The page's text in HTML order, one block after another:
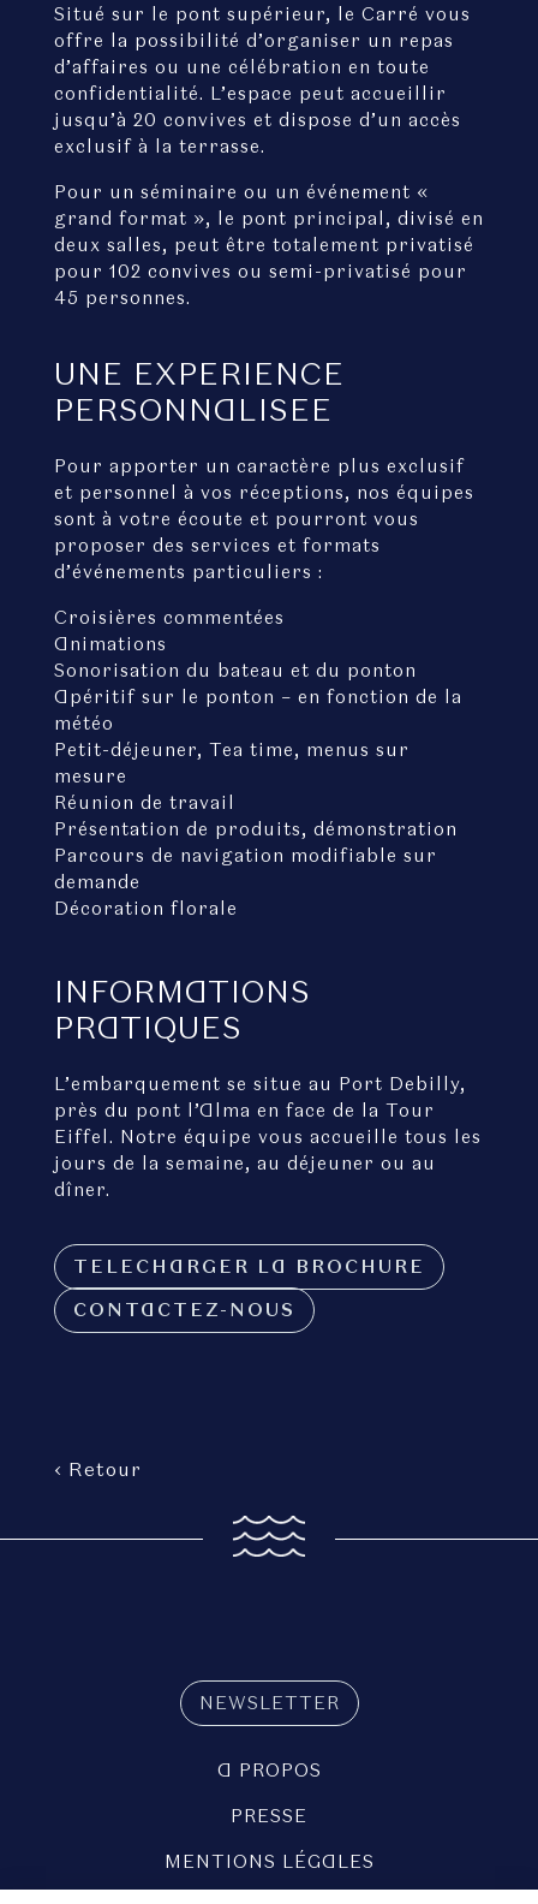
Situé sur le pont supérieur, le Carré vous
offre la possibilité d’organiser un repas
d’affaires ou une célébration en toute
confidentialité. L’espace peut accueillir
jusqu’à 20 convives et dispose d’un accès
exclusif à la terrasse.
Pour un séminaire ou un événement «
grand format », le pont principal, divisé en
deux salles, peut être totalement privatisé
pour 102 convives ou semi-privatisé pour
45 personnes.
UNE EXPERIENCE
PERSONNALISEE
Pour apporter un caractère plus exclusif
et personnel à vos réceptions, nos équipes
sont à votre écoute et pourront vous
proposer des services et formats
d’événements particuliers :
Croisières commentées
Animations
Sonorisation du bateau et du ponton
Apéritif sur le ponton – en fonction de la
météo
Petit-déjeuner, Tea time, menus sur
mesure
Réunion de travail
Présentation de produits, démonstration
Parcours de navigation modifiable sur
demande
Décoration florale
INFORMATIONS
PRATIQUES
L’embarquement se situe au Port Debilly,
près du pont l’Alma en face de la Tour
Eiffel. Notre équipe vous accueille tous les
jours de la semaine, au déjeuner ou au
dîner.
TELECHARGER LA BROCHURE
CONTACTEZ-NOUS
‹ Retour
NEWSLETTER
A PROPOS
PRESSE
MENTIONS LÉGALES